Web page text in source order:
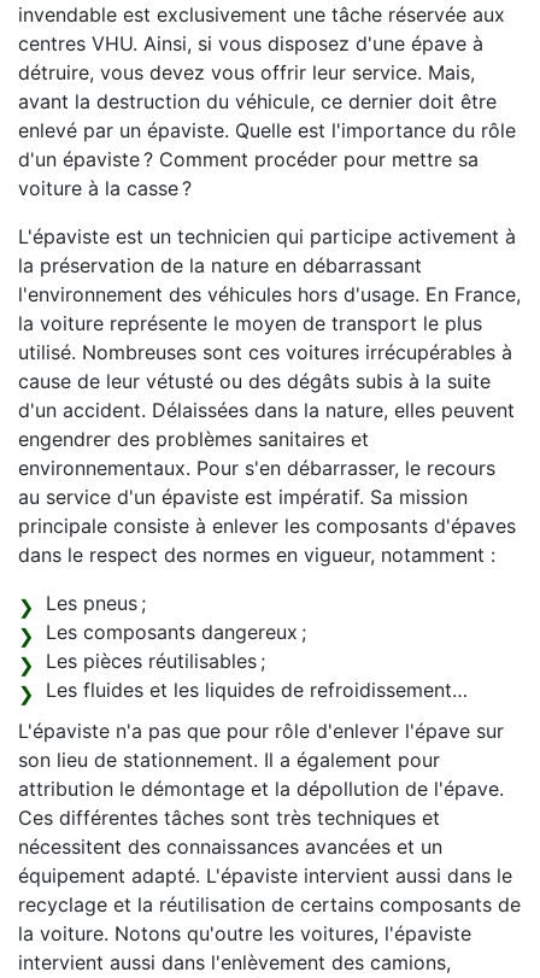
invendable est exclusivement une tâche réservée aux
centres VHU. Ainsi, si vous disposez d'une épave à
détruire, vous devez vous offrir leur service. Mais,
avant la destruction du véhicule, ce dernier doit être
enlevé par un épaviste. Quelle est l'importance du rôle
d'un épaviste ? Comment procéder pour mettre sa
voiture à la casse ?
L'épaviste est un technicien qui participe activement à
la préservation de la nature en débarrassant
l'environnement des véhicules hors d'usage. En France,
la voiture représente le moyen de transport le plus
utilisé. Nombreuses sont ces voitures irrécupérables à
cause de leur vétusté ou des dégâts subis à la suite
d'un accident. Délaissées dans la nature, elles peuvent
engendrer des problèmes sanitaires et
environnementaux. Pour s'en débarrasser, le recours
au service d'un épaviste est impératif. Sa mission
principale consiste à enlever les composants d'épaves
dans le respect des normes en vigueur, notamment :
Les pneus ;
Les composants dangereux ;
Les pièces réutilisables ;
Les fluides et les liquides de refroidissement…
L'épaviste n'a pas que pour rôle d'enlever l'épave sur
son lieu de stationnement. Il a également pour
attribution le démontage et la dépollution de l'épave.
Ces différentes tâches sont très techniques et
nécessitent des connaissances avancées et un
équipement adapté. L'épaviste intervient aussi dans le
recyclage et la réutilisation de certains composants de
la voiture. Notons qu'outre les voitures, l'épaviste
intervient aussi dans l'enlèvement des camions,